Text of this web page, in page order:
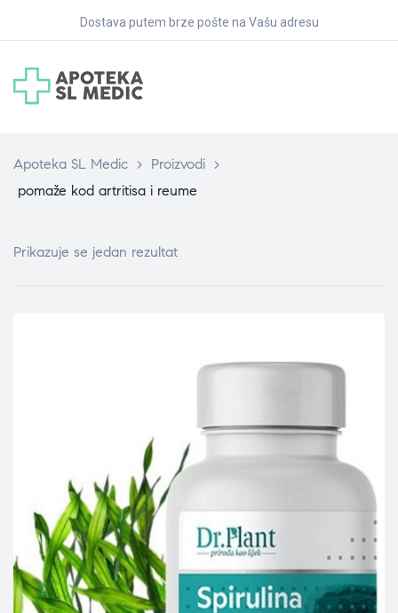
Dostava putem brze pošte na Vašu adresu
Apoteka SL Medic > Proizvodi >
pomaže kod artritisa i reume
Prikazuje se jedan rezultat